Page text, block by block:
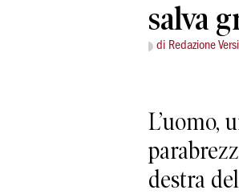
salva
di Redazione
L’uomo,
destra